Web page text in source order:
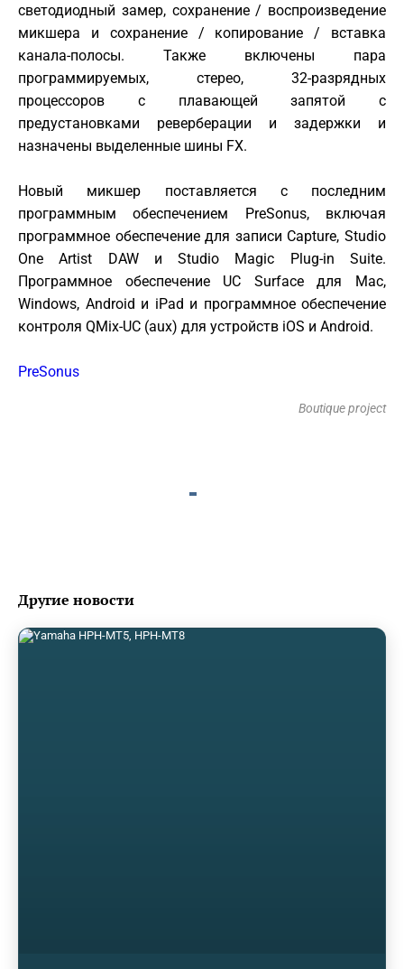
светодиодный замер, сохранение / воспроизведение
микшера и сохранение / копирование / вставка
канала-полосы. Также включены пара
программируемых, стерео, 32-разрядных
процессоров с плавающей запятой с
предустановками реверберации и задержки и
назначены выделенные шины FX.
Новый микшер поставляется с последним
программным обеспечением PreSonus, включая
программное обеспечение для записи Capture, Studio
One Artist DAW и Studio Magic Plug-in Suite.
Программное обеспечение UC Surface для Mac,
Windows, Android и iPad и программное обеспечение
контроля QMix-UC (aux) для устройств iOS и Android.
PreSonus
Boutique project
Другие новости